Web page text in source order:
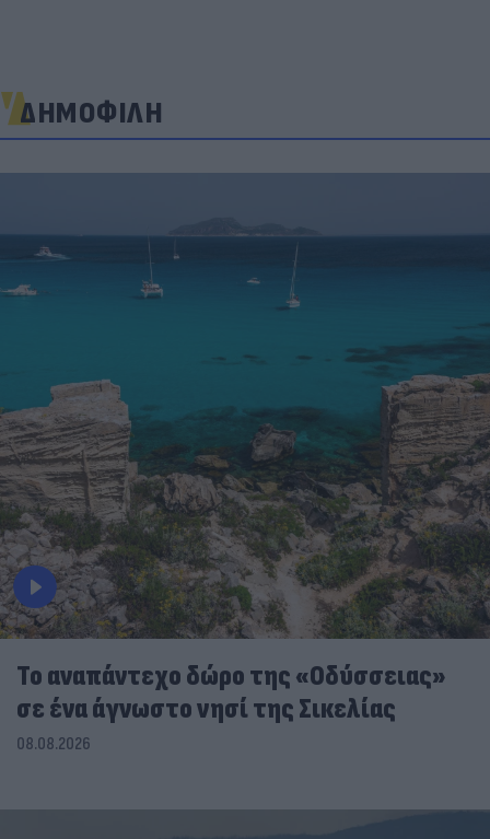
ΔΗΜΟΦΙΛΗ
To αναπάντεχο δώρο της «Οδύσσειας»
σε ένα άγνωστο νησί της Σικελίας
08.08.2026